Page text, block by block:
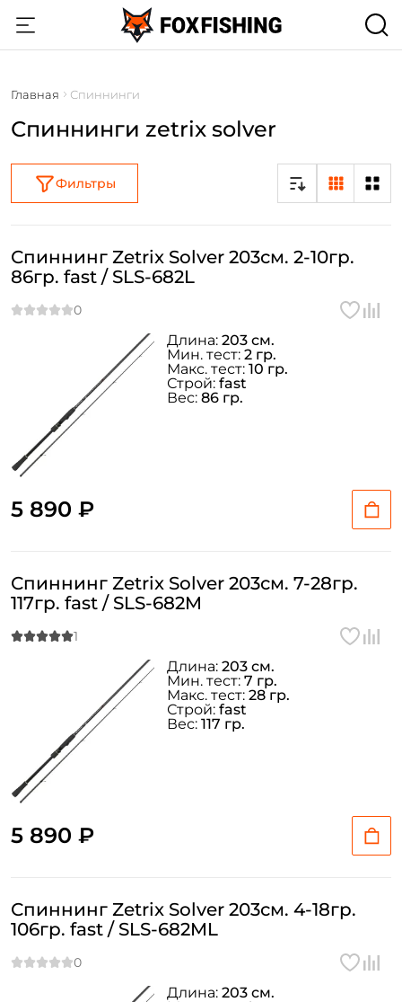
Главная Спиннинги
Спиннинги zetrix solver
Фильтры
Спиннинг Zetrix Solver 203см. 2-10гр.
86гр. fast / SLS-682L
5 890 ₽
Длина: 203 см.
Мин. тест: 2 гр.
Макс. тест: 10 гр.
Строй: fast
Вес: 86 гр.
Спиннинг Zetrix Solver 203см. 7-28гр.
117гр. fast / SLS-682M
5 890 ₽
Длина: 203 см.
Мин. тест: 7 гр.
Макс. тест: 28 гр.
Строй: fast
Вес: 117 гр.
Спиннинг Zetrix Solver 203см. 4-18гр.
106гр. fast / SLS-682ML
Длина: 203 см.